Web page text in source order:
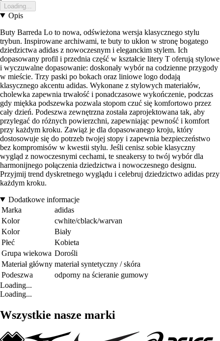
Loading...
Opis
Buty Barreda Lo to nowa, odświeżona wersja klasycznego stylu
trybun. Inspirowane archiwami, te buty to ukłon w stronę bogatego
dziedzictwa adidas z nowoczesnym i eleganckim stylem. Ich
dopasowany profil i przednia część w kształcie litery T oferują stylowe
i wyczuwalne dopasowanie: doskonały wybór na codzienne przygody
w mieście. Trzy paski po bokach oraz liniowe logo dodają
klasycznego akcentu adidas. Wykonane z stylowych materiałów,
cholewka zapewnia trwałość i ponadczasowe wykończenie, podczas
gdy miękka podszewka pozwala stopom czuć się komfortowo przez
cały dzień. Podeszwa zewnętrzna została zaprojektowana tak, aby
przylegać do różnych powierzchni, zapewniając pewność i komfort
przy każdym kroku. Zawiąż je dla dopasowanego kroju, który
dostosowuje się do potrzeb twojej stopy i zapewnia bezpieczeństwo
bez kompromisów w kwestii stylu. Jeśli cenisz sobie klasyczny
wygląd z nowoczesnymi cechami, te sneakersy to twój wybór dla
harmonijnego połączenia dziedzictwa i nowoczesnego designu.
Przyjmij trend dyskretnego wyglądu i celebruj dziedzictwo adidas przy
każdym kroku.
Dodatkowe informacje
Marka
adidas
Kolor
cwhite/cblack/warvan
Kolor
Biały
Płeć
Kobieta
Grupa wiekowa Dorośli
Materiał główny materiał syntetyczny / skóra
Podeszwa
odporny na ścieranie gumowy
Loading...
Loading...
Wszystkie nasze marki